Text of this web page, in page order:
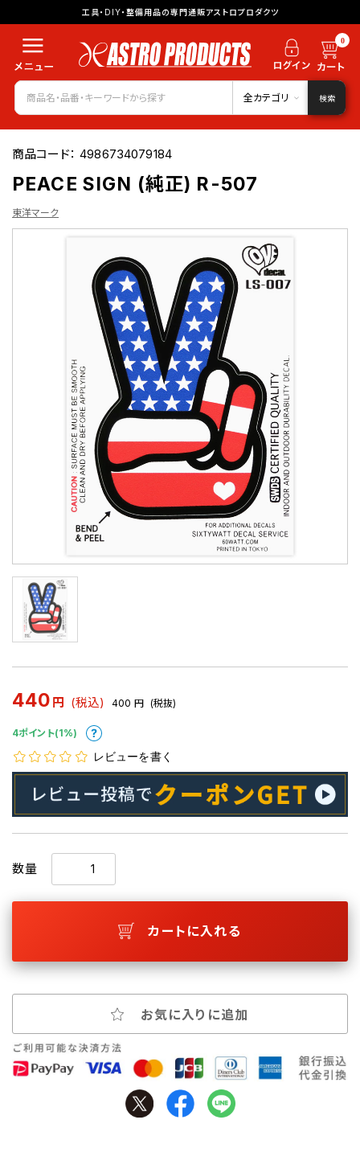
工具・DIY・整備用品の専門通販アストロプロダクツ
0
全カテゴリ 検索
商品コード：4986734079184
PEACE SIGN (純正) R-507
東洋マーク
440 円 (税込) 400 円 (税抜)
4ポイント(1%)
レビューを書く
数量
カートに入れる
お気に入りに追加